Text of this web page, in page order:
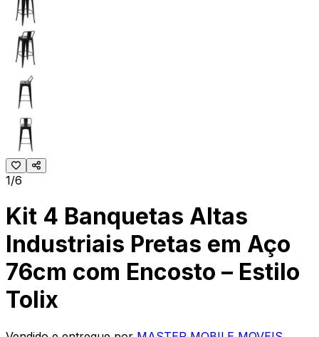
1/6
Kit 4 Banquetas Altas
Industriais Pretas em Aço
76cm com Encosto – Estilo
Tolix